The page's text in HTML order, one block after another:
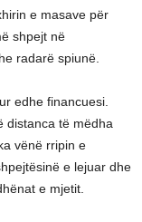
e masave për
shpejt në
radarë spiunë.
edhe financuesi.
distanca të mëdha
vënë rripin e
e lejuar dhe
e mjetit.